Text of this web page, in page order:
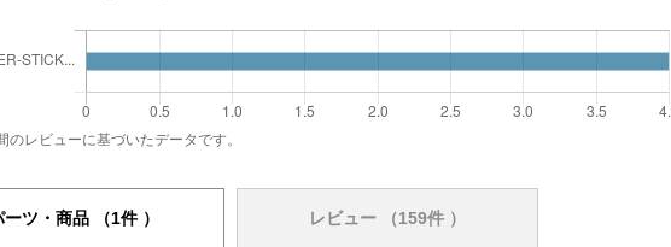
レビューに基づいたデータです。
ーツ・商品 （1件 ） レビュー （159件 ）